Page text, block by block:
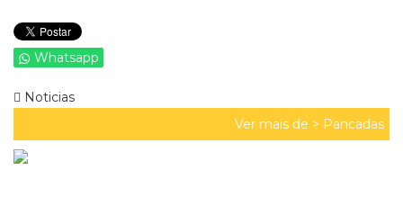
Whatsapp
Noticias
Ver mais de > Pancadas